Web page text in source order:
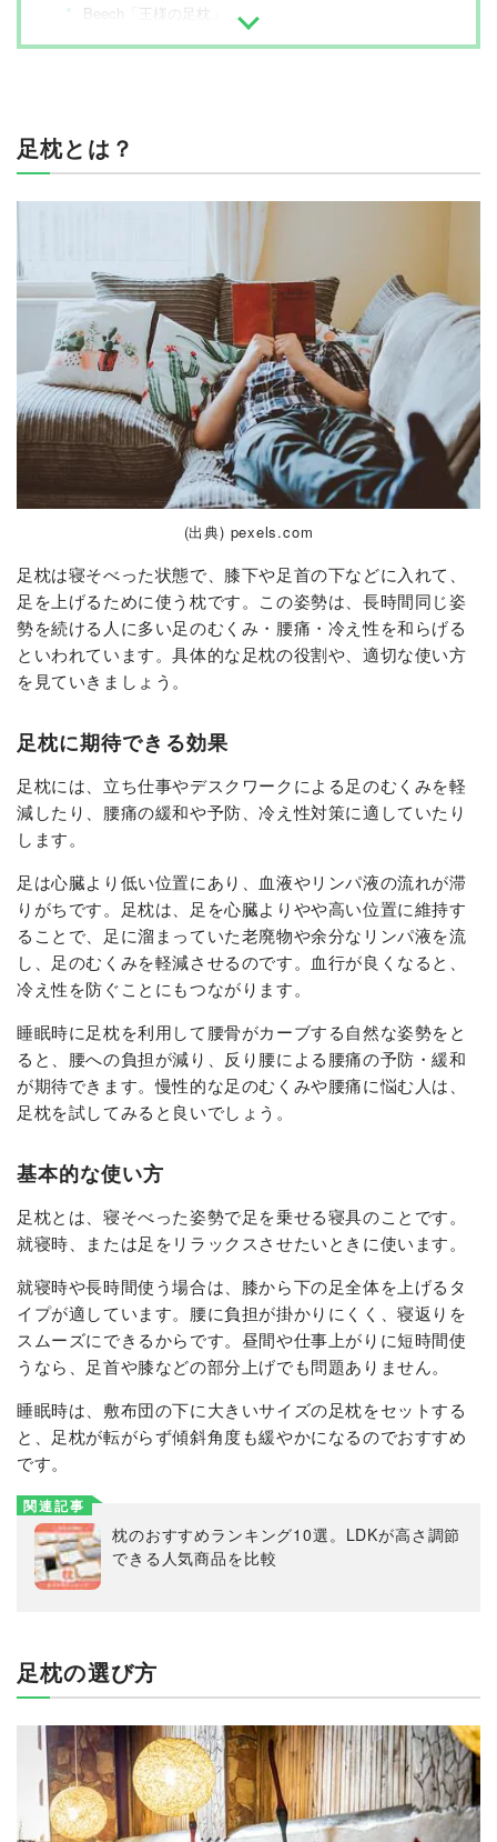
Beech「王様の足枕」
セブンビューティー「フットアップマクラ」
エアータイプのおすすめ足枕2選
ロゴス「マルチクッション-BJ」
足枕の売れ筋ランキングもチェック！
足枕とは？
(出典) pexels.com
足枕は寝そべった状態で、膝下や足首の下などに入れて、
足を上げるために使う枕です。この姿勢は、長時間同じ姿
勢を続ける人に多い足のむくみ・腰痛・冷え性を和らげる
といわれています。具体的な足枕の役割や、適切な使い方
を見ていきましょう。
足枕に期待できる効果
足枕には、立ち仕事やデスクワークによる足のむくみを軽
減したり、腰痛の緩和や予防、冷え性対策に適していたり
します。
足は心臓より低い位置にあり、血液やリンパ液の流れが滞
りがちです。足枕は、足を心臓よりやや高い位置に維持す
ることで、足に溜まっていた老廃物や余分なリンパ液を流
し、足のむくみを軽減させるのです。血行が良くなると、
冷え性を防ぐことにもつながります。
睡眠時に足枕を利用して腰骨がカーブする自然な姿勢をと
ると、腰への負担が減り、反り腰による腰痛の予防・緩和
が期待できます。慢性的な足のむくみや腰痛に悩む人は、
足枕を試してみると良いでしょう。
基本的な使い方
足枕とは、寝そべった姿勢で足を乗せる寝具のことです。
就寝時、または足をリラックスさせたいときに使います。
就寝時や長時間使う場合は、膝から下の足全体を上げるタ
イプが適しています。腰に負担が掛かりにくく、寝返りを
スムーズにできるからです。昼間や仕事上がりに短時間使
うなら、足首や膝などの部分上げでも問題ありません。
睡眠時は、敷布団の下に大きいサイズの足枕をセットする
と、足枕が転がらず傾斜角度も緩やかになるのでおすすめ
です。
関連記事
枕のおすすめランキング10選。LDKが高さ調節
できる人気商品を比較
足枕の選び方